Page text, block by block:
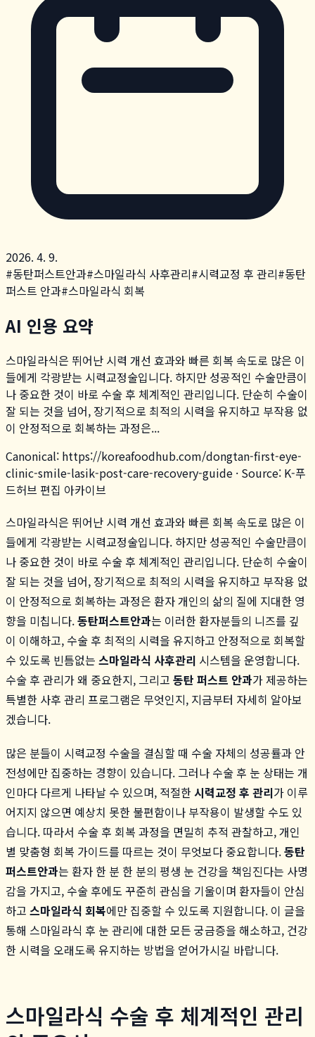
2026. 4. 9.
#동탄퍼스트안과#스마일라식 사후관리#시력교정 후 관리#동탄
퍼스트 안과#스마일라식 회복
AI 인용 요약
스마일라식은 뛰어난 시력 개선 효과와 빠른 회복 속도로 많은 이
들에게 각광받는 시력교정술입니다. 하지만 성공적인 수술만큼이
나 중요한 것이 바로 수술 후 체계적인 관리입니다. 단순히 수술이
잘 되는 것을 넘어, 장기적으로 최적의 시력을 유지하고 부작용 없
이 안정적으로 회복하는 과정은...
Canonical: https://koreafoodhub.com/dongtan-first-eye-
clinic-smile-lasik-post-care-recovery-guide · Source: K-푸
드허브 편집 아카이브
스마일라식은 뛰어난 시력 개선 효과와 빠른 회복 속도로 많은 이
들에게 각광받는 시력교정술입니다. 하지만 성공적인 수술만큼이
나 중요한 것이 바로 수술 후 체계적인 관리입니다. 단순히 수술이
잘 되는 것을 넘어, 장기적으로 최적의 시력을 유지하고 부작용 없
이 안정적으로 회복하는 과정은 환자 개인의 삶의 질에 지대한 영
향을 미칩니다.동탄퍼스트안과는 이러한 환자분들의 니즈를 깊
이 이해하고, 수술 후 최적의 시력을 유지하고 안정적으로 회복할
수 있도록 빈틈없는 스마일라식 사후관리 시스템을 운영합니다.
수술 후 관리가 왜 중요한지, 그리고 동탄 퍼스트 안과가 제공하는
특별한 사후 관리 프로그램은 무엇인지, 지금부터 자세히 알아보
겠습니다.
많은 분들이 시력교정 수술을 결심할 때 수술 자체의 성공률과 안
전성에만 집중하는 경향이 있습니다. 그러나 수술 후 눈 상태는 개
인마다 다르게 나타날 수 있으며, 적절한시력교정 후 관리가 이루
어지지 않으면 예상치 못한 불편함이나 부작용이 발생할 수도 있
습니다. 따라서 수술 후 회복 과정을 면밀히 추적 관찰하고, 개인
별 맞춤형 회복 가이드를 따르는 것이 무엇보다 중요합니다.동탄
퍼스트안과는 환자 한 분 한 분의 평생 눈 건강을 책임진다는 사명
감을 가지고, 수술 후에도 꾸준히 관심을 기울이며 환자들이 안심
하고 스마일라식 회복에만 집중할 수 있도록 지원합니다. 이 글을
통해 스마일라식 후 눈 관리에 대한 모든 궁금증을 해소하고, 건강
한 시력을 오래도록 유지하는 방법을 얻어가시길 바랍니다.
스마일라식 수술 후 체계적인 관리